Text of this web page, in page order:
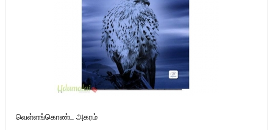
வெள்ளங்கொண்ட அகரம்